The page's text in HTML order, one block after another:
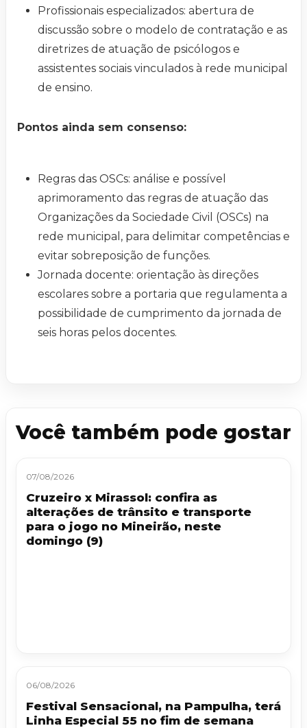
Profissionais especializados: abertura de
discussão sobre o modelo de contratação e as
diretrizes de atuação de psicólogos e
assistentes sociais vinculados à rede municipal
de ensino.
Pontos ainda sem consenso:
Regras das OSCs: análise e possível
aprimoramento das regras de atuação das
Organizações da Sociedade Civil (OSCs) na
rede municipal, para delimitar competências e
evitar sobreposição de funções.
Jornada docente: orientação às direções
escolares sobre a portaria que regulamenta a
possibilidade de cumprimento da jornada de
seis horas pelos docentes.
Você também pode gostar
07/08/2026
Cruzeiro x Mirassol: confira as
alterações de trânsito e transporte
para o jogo no Mineirão, neste
domingo (9)
06/08/2026
Festival Sensacional, na Pampulha, terá
Linha Especial 55 no fim de semana